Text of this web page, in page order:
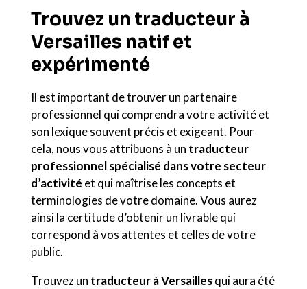
Trouvez un traducteur à
Versailles natif et
expérimenté
Il est important de trouver un partenaire
professionnel qui comprendra votre activité et
son lexique souvent précis et exigeant. Pour
cela, nous vous attribuons à un traducteur
professionnel spécialisé dans votre secteur
d’activité et qui maîtrise les concepts et
terminologies de votre domaine. Vous aurez
ainsi la certitude d’obtenir un livrable qui
correspond à vos attentes et celles de votre
public.
Trouvez un traducteur à Versaillesqui aura été